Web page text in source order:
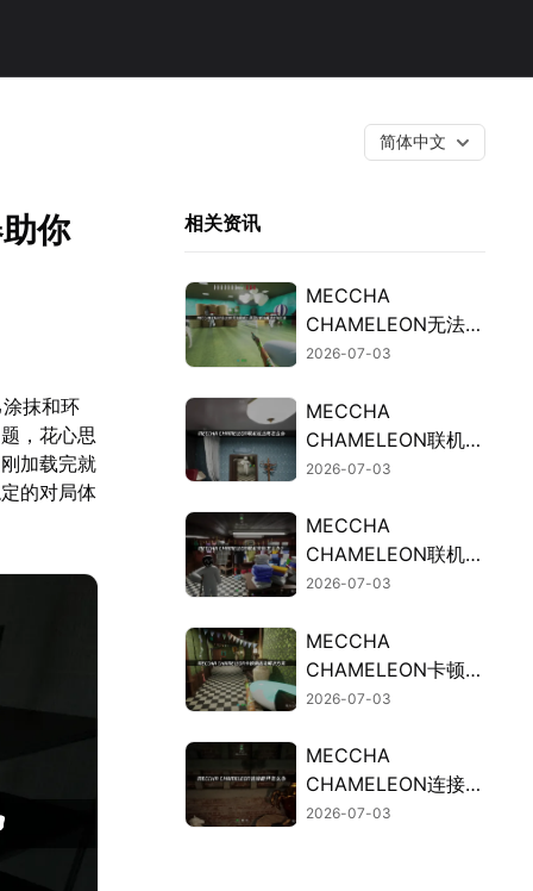
简体中文
你
抹和环
，花心思
加载完就
的对局体
相关资讯
MECCHA
CHAMELEON无法联
机的排查与修复攻
2026-07-03
MECCHA
CHAMELEON联机延
迟高的原因及加速解
2026-07-03
MECCHA
CHAMELEON联机失
败的原因与高效解决
2026-07-03
MECCHA
CHAMELEON卡顿？
联机掉线解决方法汇
2026-07-03
MECCHA
CHAMELEON连接断
开？UU加速器免费
2026-07-03